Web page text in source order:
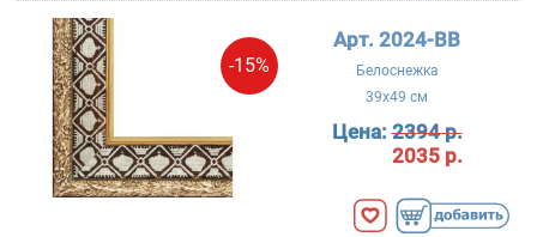
-15%
Арт. 2024-BB
Белоснежка
39x49 см
Цена:2394 р.
2035 р.